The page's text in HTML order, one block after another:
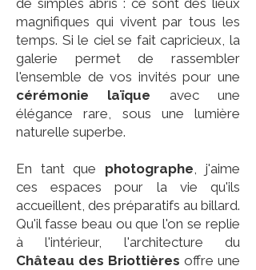
de simples abris : ce sont des lieux
magnifiques qui vivent par tous les
temps. Si le ciel se fait capricieux, la
galerie permet de rassembler
l'ensemble de vos invités pour une
cérémonie laïque avec une
élégance rare, sous une lumière
naturelle superbe.
En tant que photographe, j'aime
ces espaces pour la vie qu'ils
accueillent, des préparatifs au billard.
Qu'il fasse beau ou que l'on se replie
à l'intérieur, l'architecture du
Château des Briottières offre une